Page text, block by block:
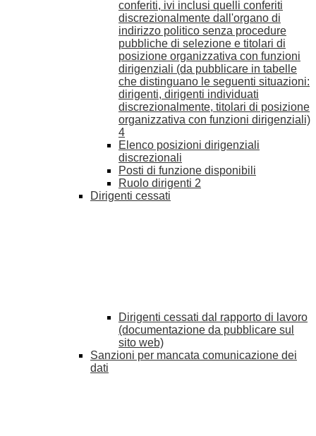
conferiti, ivi inclusi quelli conferiti
discrezionalmente dall'organo di
indirizzo politico senza procedure
pubbliche di selezione e titolari di
posizione organizzativa con funzioni
dirigenziali (da pubblicare in tabelle
che distinguano le seguenti situazioni:
dirigenti, dirigenti individuati
discrezionalmente, titolari di posizione
organizzativa con funzioni dirigenziali)
4
Elenco posizioni dirigenziali
discrezionali
Posti di funzione disponibili
Ruolo dirigenti 2
Dirigenti cessati
Dirigenti cessati dal rapporto di lavoro
(documentazione da pubblicare sul
sito web)
Sanzioni per mancata comunicazione dei
dati